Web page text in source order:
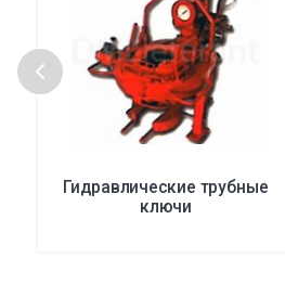
Гидравлические трубные
ключи